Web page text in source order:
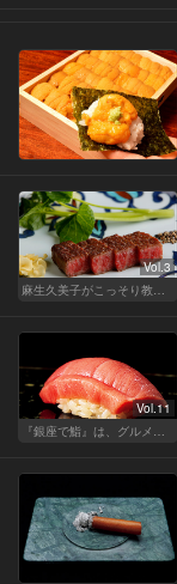
Vol.3
麻生久美子がこっそり教える「私の秘密ごはん」
Vol.11
『銀座で鮨』は、グルメな大人のたしなみだ